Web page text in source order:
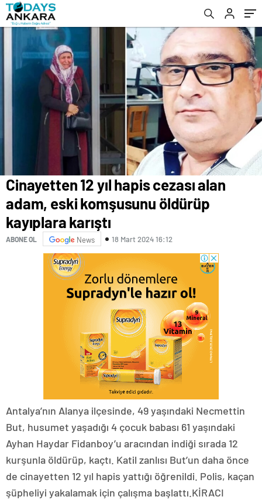
Cinayetten 12 yıl hapis cezası alan
adam, eski komşusunu öldürüp
kayıplara karıştı
ABONE OL News 18 Mart 2024 16:12
Antalya’nın Alanya ilçesinde, 49 yaşındaki Necmettin
But, husumet yaşadığı 4 çocuk babası 61 yaşındaki
Ayhan Haydar Fidanboy’u aracından indiği sırada 12
kurşunla öldürüp, kaçtı. Katil zanlısı But’un daha önce
de cinayetten 12 yıl hapis yattığı öğrenildi. Polis, kaçan
şüpheliyi yakalamak için çalışma başlattı.KİRACI